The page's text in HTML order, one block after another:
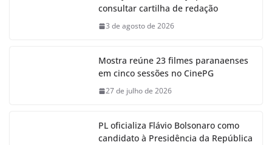
consultar cartilha de redação
3 de agosto de 2026
Mostra reúne 23 filmes paranaenses
em cinco sessões no CinePG
27 de julho de 2026
PL oficializa Flávio Bolsonaro como
candidato à Presidência da República